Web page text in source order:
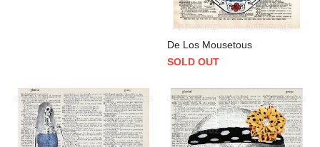
De Los Mousetous
SOLD OUT